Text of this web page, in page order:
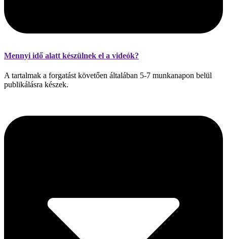
Mennyi idő alatt készülnek el a videók?
A tartalmak a forgatást követően általában 5-7 munkanapon belül
publikálásra készek.